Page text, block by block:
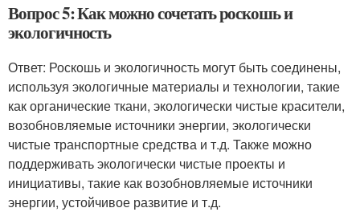
Вопрос 5: Как можно сочетать роскошь и
экологичность
Ответ: Роскошь и экологичность могут быть соединены,
используя экологичные материалы и технологии, такие
как органические ткани, экологически чистые красители,
возобновляемые источники энергии, экологически
чистые транспортные средства и т.д. Также можно
поддерживать экологически чистые проекты и
инициативы, такие как возобновляемые источники
энергии, устойчивое развитие и т.д.